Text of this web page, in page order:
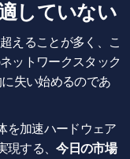
していない
えることが多く、こ
ットワークスタック
失い始めるのであ
を加速ハードウェア
現する、今日の市場